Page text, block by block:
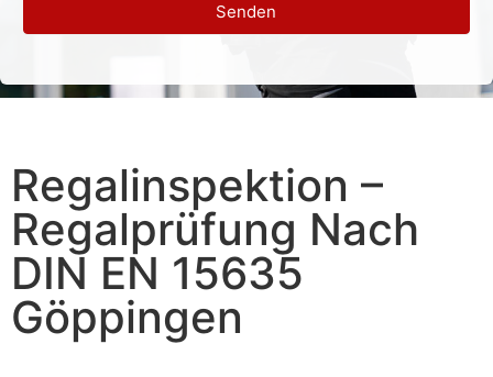
Senden
Regalinspektion –
Regalprüfung Nach
DIN EN 15635
Göppingen